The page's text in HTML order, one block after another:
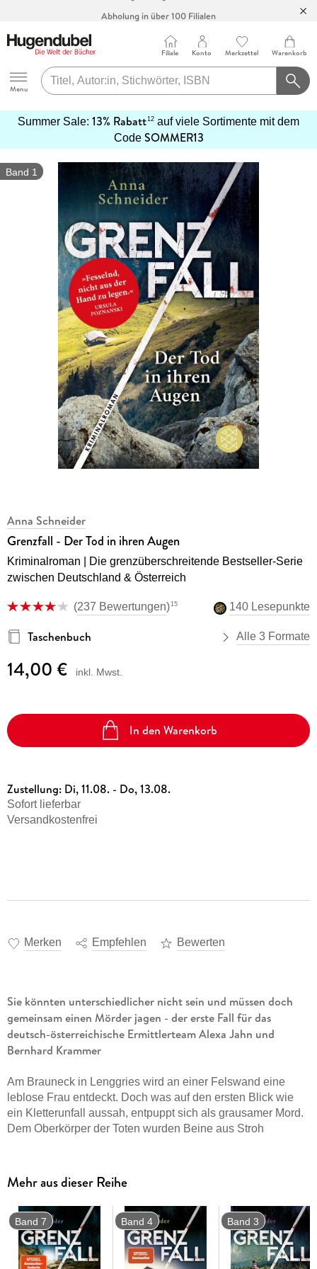
Abholung in über 100 Filialen
Hugendubel
Menu
Filiale Konto Merkzettel Warenkorb
Summer Sale: 13% Rabatt12 auf viele Sortimente mit dem
Code SOMMER13
erfahren
Band 1
Anna Schneider
Grenzfall - Der Tod in ihren Augen
Kriminalroman | Die grenzüberschreitende Bestseller-Serie
zwischen Deutschland & Österreich
(237 Bewertungen) 15 140 Lesepunkte
Taschenbuch Alle 3 Formate
14,00 € inkl. Mwst.
In den Warenkorb
Zustellung: Di, 11.08. - Do, 13.08.
Sofort lieferbar
Versandkostenfrei
Merken Empfehlen Bewerten
Sie könnten unterschiedlicher nicht sein und müssen doch
gemeinsam einen Mörder jagen - der erste Fall für das
deutsch-österreichische Ermittlerteam Alexa Jahn und
Bernhard Krammer
Am Brauneck in Lenggries wird an einer Felswand eine
leblose Frau entdeckt. Doch was auf den ersten Blick wie
ein Kletterunfall aussah, entpuppt sich als grausamer Mord.
Dem Oberkörper der Toten wurden Beine aus Stroh
Toten? Doch weshalb sollte der Täter die Leiche auf zwei
Länder verteilen?
Für die junge und engagierte Oberkommissarin Alexa Jahn,
die gerade ihren Dienst bei der Kripo Weilheim angetreten
hat, ist es die erste große Ermittlung. Sie könnte jede
Mehr aus dieser Reihe
Band 7 Band 4 Band 3